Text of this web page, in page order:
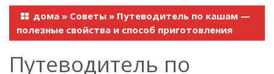
дома » Советы » Путеводитель по кашам —
полезные свойства и способ приготовления
Путеводитель по